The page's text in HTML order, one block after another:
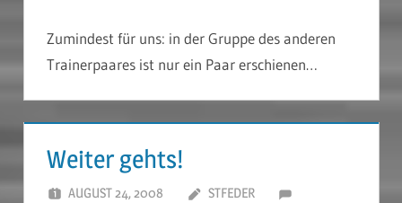
Zumindest für uns: in der Gruppe des anderen
Trainerpaares ist nur ein Paar erschienen…
Weiter gehts!
AUGUST 24, 2008
STFEDER